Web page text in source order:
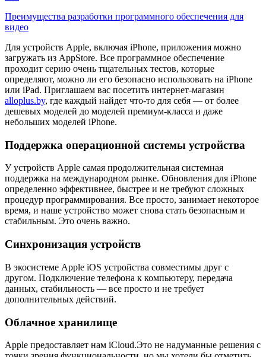
Преимущества разработки программного обеспечения для
видео
Для устройств Apple, включая iPhone, приложения можно
загружать из AppStore. Все программное обеспечение
проходит серию очень тщательных тестов, которые
определяют, можно ли его безопасно использовать на iPhone
или iPad. Приглашаем вас посетить интернет-магазин
alloplus.by, где каждый найдет что-то для себя — от более
дешевых моделей до моделей премиум-класса и даже
небольших моделей iPhone.
Поддержка операционной системы устройства
У устройств Apple самая продолжительная системная
поддержка на международном рынке. Обновления для iPhone
определенно эффективнее, быстрее и не требуют сложных
процедур программирования. Все просто, занимает некоторое
время, и наше устройство может снова стать безопасным и
стабильным. Это очень важно.
Синхронизация устройств
В экосистеме Apple iOS устройства совместимы друг с
другом. Подключение телефона к компьютеру, передача
данных, стабильность — все просто и не требует
дополнительных действий.
Облачное хранилище
Apple предоставляет нам iCloud.Это не надуманные решения с